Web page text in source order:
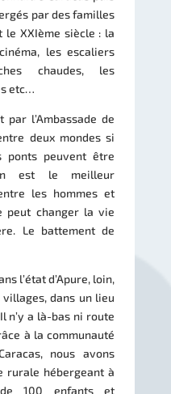
par des familles
XXIème siècle : la
les escaliers
chaudes, les
etc…
l’Ambassade de
deux mondes si
ponts peuvent être
est le meilleur
les hommes et
peut changer la vie
Le battement de
l’état d’Apure, loin,
dans un lieu
n’y a là-bas ni route
à la communauté
nous avons
rurale hébergeant à
100 enfants et